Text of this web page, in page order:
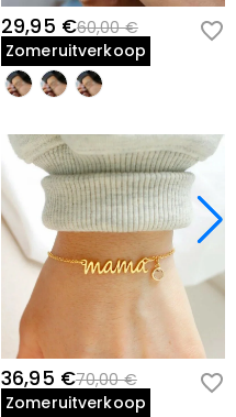
29,95 €60,00 €
Zomeruitverkoop
36,95 €70,00 €
Zomeruitverkoop